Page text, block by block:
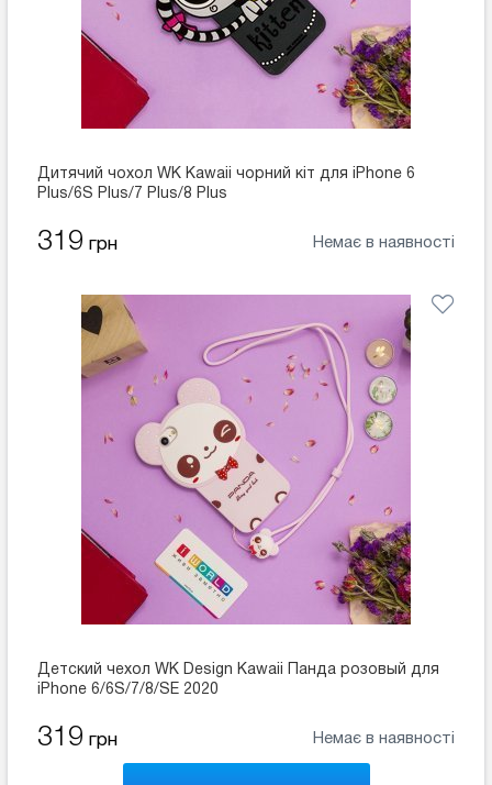
Дитячий чохол WK Kawaii чорний кіт для iPhone 6
Plus/6S Plus/7 Plus/8 Plus
319 грн Немає в наявності
Детский чехол WK Design Kawaii Панда розовый для
iPhone 6/6S/7/8/SE 2020
319 грн Немає в наявності